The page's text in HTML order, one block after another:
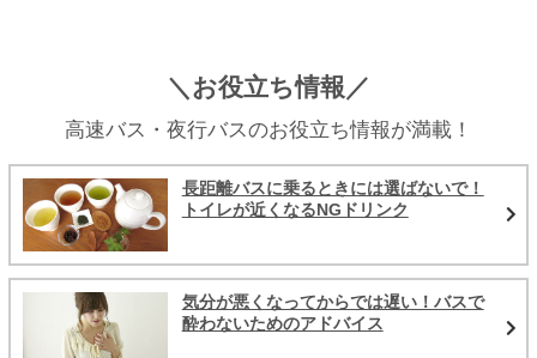
＼お役立ち情報／
高速バス・夜行バスのお役立ち情報が満載！
長距離バスに乗るときには選ばないで！
トイレが近くなるNGドリンク
気分が悪くなってからでは遅い！バスで
酔わないためのアドバイス